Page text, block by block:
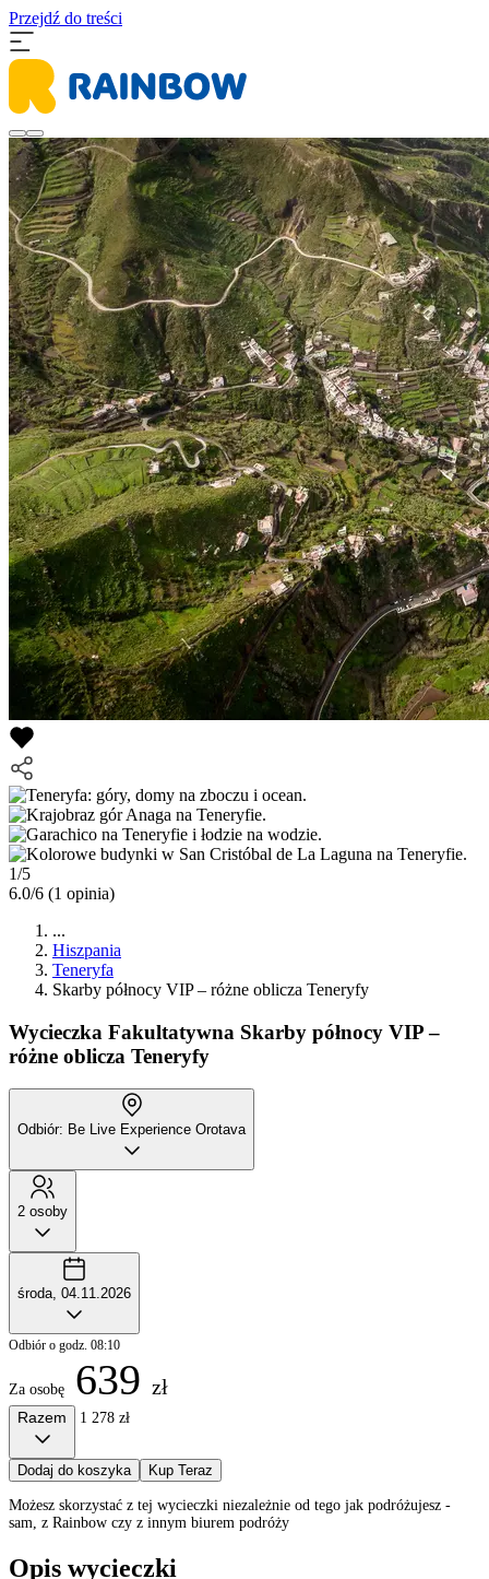
Przejdź do treści
1/5
6.0/6 (1 opinia)
...
Hiszpania
Teneryfa
Skarby północy VIP – różne oblicza Teneryfy
Wycieczka Fakultatywna Skarby północy VIP –
różne oblicza Teneryfy
Odbiór: Be Live Experience Orotava
2 osoby
środa, 04.11.2026
Odbiór o godz. 08:10
Za osobę 639 zł
Razem 1 278 zł
Dodaj do koszyka Kup Teraz
Możesz skorzystać z tej wycieczki niezależnie od tego jak podróżujesz -
sam, z Rainbow czy z innym biurem podróży
Opis wycieczki